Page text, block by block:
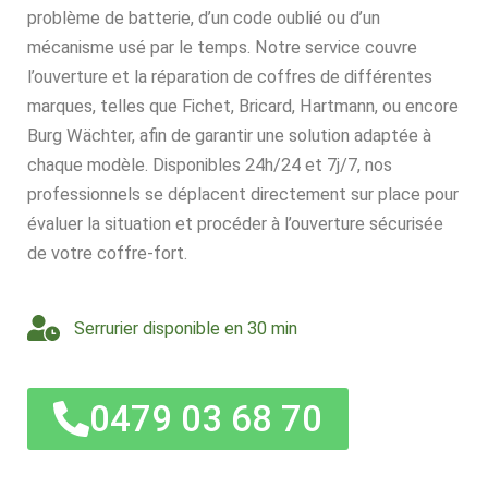
problème de batterie, d’un code oublié ou d’un
mécanisme usé par le temps. Notre service couvre
l’ouverture et la réparation de coffres de différentes
marques, telles que Fichet, Bricard, Hartmann, ou encore
Burg Wächter, afin de garantir une solution adaptée à
chaque modèle. Disponibles 24h/24 et 7j/7, nos
professionnels se déplacent directement sur place pour
évaluer la situation et procéder à l’ouverture sécurisée
de votre coffre-fort.
Serrurier disponible en 30 min
0479 03 68 70